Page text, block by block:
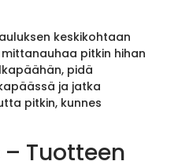
keskikohtaan
pitkin hihan
pidä
ja jatka
pitkin, kunnes
Tuotteen